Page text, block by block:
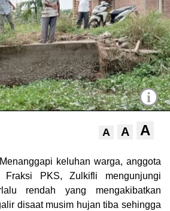
i
A A A
Menanggapi keluhan warga, anggota
PKS, Zulkifli mengunjungi
rendah yang mengakibatkan
disaat musim hujan tiba sehingga